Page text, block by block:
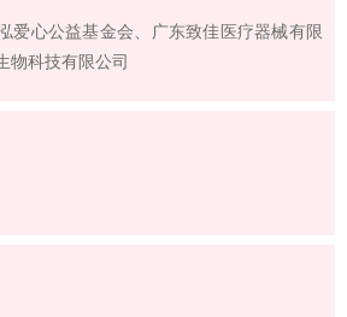
爱心公益基金会、广东致佳医疗器械有限
物科技有限公司